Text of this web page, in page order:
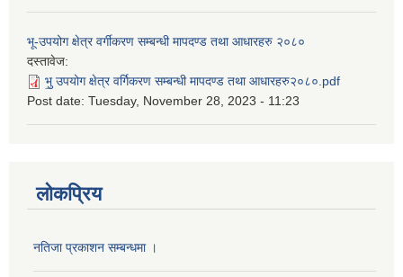
भू-उपयोग क्षेत्र वर्गीकरण सम्बन्धी मापदण्ड तथा आधारहरु २०८०
दस्तावेज:
भु॒ उपयोग क्षेत्र वर्गिकरण सम्बन्धी मापदण्ड तथा आधारहरु२०८०.pdf
Post date: Tuesday, November 28, 2023 - 11:23
लोकप्रिय
नतिजा प्रकाशन सम्बन्धमा ।